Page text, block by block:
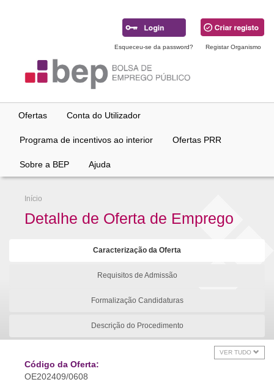
Esqueceu-se da password? Registar Organismo
Ofertas Conta do Utilizador
Programa de incentivos ao interior Ofertas PRR
Sobre a BEP Ajuda
Início
Detalhe de Oferta de Emprego
Caracterização da Oferta
Requisitos de Admissão
Formalização Candidaturas
Descrição do Procedimento
VER TUDO
Código da Oferta:
OE202409/0608